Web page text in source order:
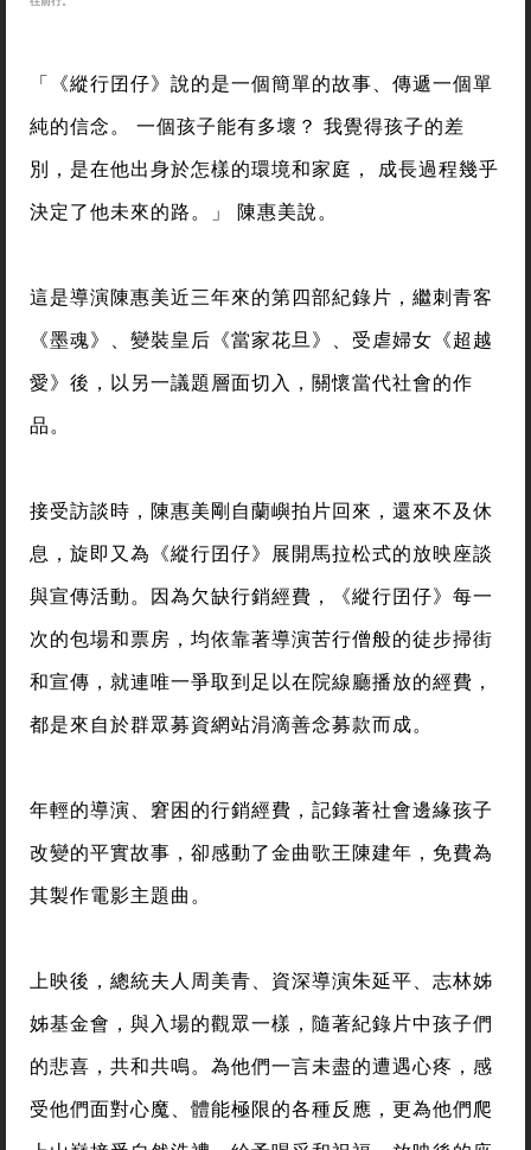
「《縱行囝仔》說的是一個簡單的故事、傳遞一個單
純的信念。 一個孩子能有多壞？ 我覺得孩子的差
別，是在他出身於怎樣的環境和家庭， 成長過程幾乎
決定了他未來的路。」 陳惠美說。
這是導演陳惠美近三年來的第四部紀錄片，繼刺青客
《墨魂》、變裝皇后《當家花旦》、受虐婦女《超越
愛》後，以另一議題層面切入，關懷當代社會的作
品。
接受訪談時，陳惠美剛自蘭嶼拍片回來，還來不及休
息，旋即又為《縱行囝仔》展開馬拉松式的放映座談
與宣傳活動。因為欠缺行銷經費，《縱行囝仔》每一
次的包場和票房，均依靠著導演苦行僧般的徒步掃街
和宣傳，就連唯一爭取到足以在院線廳播放的經費，
都是來自於群眾募資網站涓滴善念募款而成。
年輕的導演、窘困的行銷經費，記錄著社會邊緣孩子
改變的平實故事，卻感動了金曲歌王陳建年，免費為
其製作電影主題曲。
上映後，總統夫人周美青、資深導演朱延平、志林姊
姊基金會，與入場的觀眾一樣，隨著紀錄片中孩子們
的悲喜，共和共鳴。為他們一言未盡的遭遇心疼，感
受他們面對心魔、體能極限的各種反應，更為他們爬